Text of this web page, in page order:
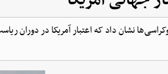
نشان داد که اعتبار آمریکا در دوران